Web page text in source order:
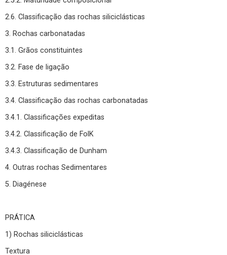
2.6. Classificação das rochas siliciclásticas
3. Rochas carbonatadas
3.1. Grãos constituintes
3.2. Fase de ligação
3.3. Estruturas sedimentares
3.4. Classificação das rochas carbonatadas
3.4.1. Classificações expeditas
3.4.2. Classificação de FolK
3.4.3. Classificação de Dunham
4. Outras rochas Sedimentares
5. Diagénese
PRÁTICA
1) Rochas siliciclásticas
Textura